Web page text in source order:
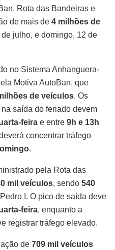
Rota das Bandeiras e
de mais de 4 milhões de
julho, e domingo, 12 de
no Sistema Anhanguera-
Motiva AutoBan, que
de veículos. Os
saída do feriado devem
feira e entre 9h e 13h
concentrar tráfego
.
pela Rota das
mil veículos, sendo 540
I. O pico de saída deve
feira, enquanto a
registrar tráfego elevado.
de 709 mil veículos